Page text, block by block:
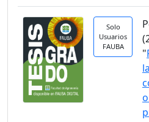
Solo
Usuarios
FAUBA
"